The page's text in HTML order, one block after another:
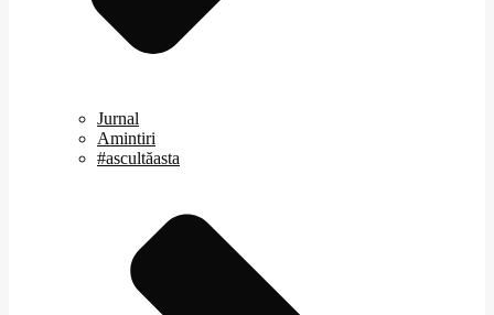
Jurnal
Amintiri
#ascultăasta